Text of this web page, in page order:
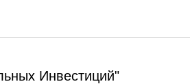
Инвестиций"